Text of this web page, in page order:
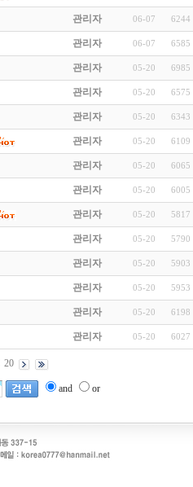
관리자 06-07 6244
관리자 06-07 6585
관리자 05-20 6985
관리자 05-20 6575
관리자 05-20 6343
관리자 05-20 6109
관리자 05-20 6065
관리자 05-20 6005
관리자 05-20 5817
관리자 05-20 5790
관리자 05-20 5903
관리자 05-20 5953
관리자 05-20 6198
관리자 05-20 6027
20
and or